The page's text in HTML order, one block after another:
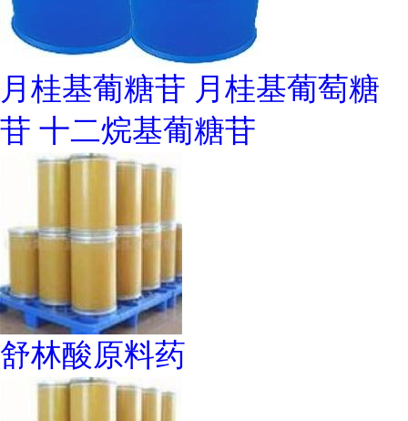
月桂基葡糖苷 月桂基葡萄糖
苷 十二烷基葡糖苷
舒林酸原料药